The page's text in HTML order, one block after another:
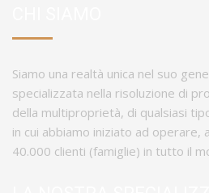
Siamo una realtà unica nel suo
specializzata nella risoluzione di
della multiproprietà, di qualsiasi
in cui abbiamo iniziato ad
40.000 clienti (famiglie) in tutto il